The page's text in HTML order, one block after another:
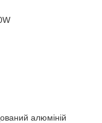
алюміній